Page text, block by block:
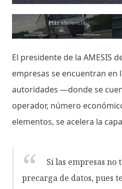
El presidente de la AMESIS
empresas se encuentran en
autoridades —donde se
operador, número
elementos, se acelera la
Si las empresas
precarga de datos, pues